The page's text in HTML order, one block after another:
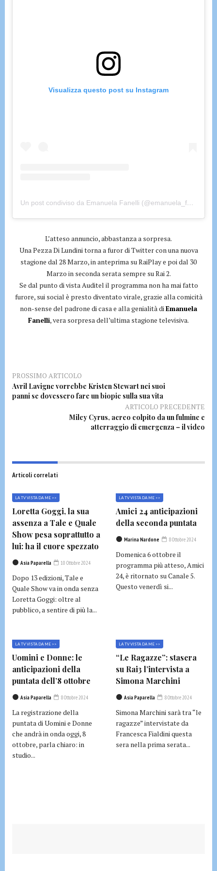
Visualizza questo post su Instagram
Un post condiviso da Emanuela Fanelli (@emanuela_fanelli)
L’atteso annuncio, abbastanza a sorpresa.
Una Pezza Di Lundini torna a furor di Twitter con una nuova
stagione dal 28 Marzo, in anteprima su RaiPlay e poi dal 30
Marzo in seconda serata sempre su Rai 2.
Se dal punto di vista Auditel il programma non ha mai fatto
furore, sui social è presto diventato virale, grazie alla comicità
non-sense del padrone di casa e alla genialità diEmanuela
Fanelli, vera sorpresa dell’ultima stagione televisiva.
PROSSIMO ARTICOLO
Avril Lavigne vorrebbe Kristen Stewart nei suoi
panni se dovessero fare un biopic sulla sua vita
ARTICOLO PRECEDENTE
Miley Cyrus, aereo colpito da un fulmine e
atterraggio di emergenza – il video
Articoli correlati
LA TV VISTA DA ME >>
Loretta Goggi, la sua
assenza a Tale e Quale
Show pesa soprattutto a
lui: ha il cuore spezzato
Asia Paparella 10 Ottobre 2024
Dopo 13 edizioni, Tale e
Quale Show va in onda senza
Loretta Goggi: oltre al
pubblico, a sentire di più la...
LA TV VISTA DA ME >>
Amici 24 anticipazioni
della seconda puntata
Marina Nardone 8 Ottobre 2024
Domenica 6 ottobre il
programma più atteso, Amici
24, è ritornato su Canale 5.
Questo venerdì si...
LA TV VISTA DA ME >>
Uomini e Donne: le
anticipazioni della
puntata dell’8 ottobre
Asia Paparella 8 Ottobre 2024
La registrazione della
puntata di Uomini e Donne
che andrà in onda oggi, 8
ottobre, parla chiaro: in
studio...
LA TV VISTA DA ME >>
“Le Ragazze”: stasera
su Rai3 l’intervista a
Simona Marchini
Asia Paparella 8 Ottobre 2024
Simona Marchini sarà tra “le
ragazze” intervistate da
Francesca Fialdini questa
sera nella prima serata...